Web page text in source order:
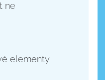
ne
elementy